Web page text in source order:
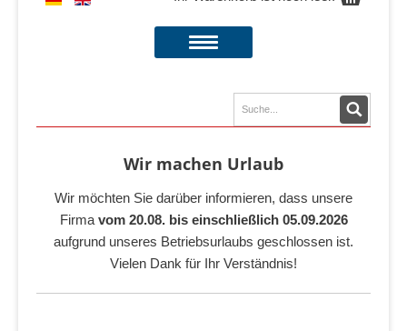
Wir machen Urlaub
Wir möchten Sie darüber informieren, dass unsere
Firma vom 20.08. bis einschließlich 05.09.2026
aufgrund unseres Betriebsurlaubs geschlossen ist.
Vielen Dank für Ihr Verständnis!